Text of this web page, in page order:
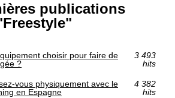
publications
choisir pour faire de
?
3 493
hits
vous physiquement avec le
en Espagne
4 382
hits